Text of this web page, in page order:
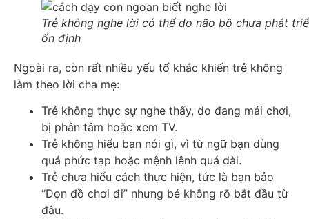
Trẻ không nghe lời có thể do não bộ chưa phát
ổn định
Ngoài ra, còn rất nhiều yếu tố khác khiến trẻ không
làm theo lời cha mẹ:
Trẻ không thực sự nghe thấy, do đang mải chơi,
bị phân tâm hoặc xem TV.
Trẻ không hiểu bạn nói gì, vì từ ngữ bạn dùng
quá phức tạp hoặc mệnh lệnh quá dài.
Trẻ chưa hiểu cách thực hiện, tức là bạn bảo
“Dọn đồ chơi đi” nhưng bé không rõ bắt đầu từ
đâu.